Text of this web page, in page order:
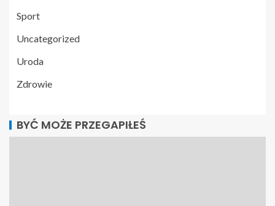
Sport
Uncategorized
Uroda
Zdrowie
BYĆ MOŻE PRZEGAPIŁEŚ